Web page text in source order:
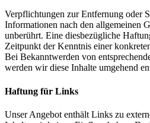
Verpflichtungen zur Entfernung oder
Informationen nach den allgemeinen
unberührt. Eine diesbezügliche
Zeitpunkt der Kenntnis einer
Bei Bekanntwerden von
werden wir diese Inhalte umgehend
Haftung für Links
Unser Angebot enthält Links zu